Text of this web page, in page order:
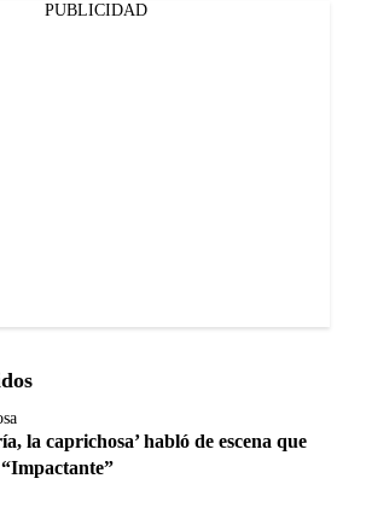
PUBLICIDAD
la caprichosa’ habló de escena que